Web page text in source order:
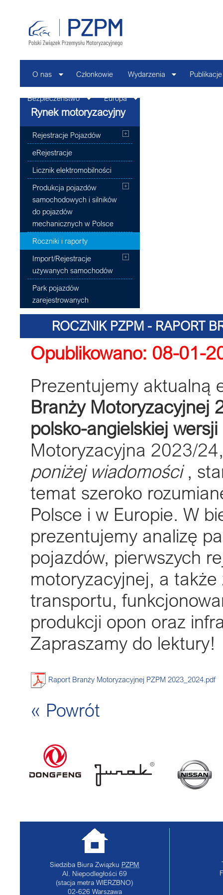
O nas Członkowie Wydarzenia Publikacje
Bezpieczeństwo Europa
Rynek motoryzacyjny
Rejestracje Pojazdów
eRejestracje
Licznik elektromobilności
Produkcja pojazdów
samochodowych i silników
do pojazdów
mechanicznych w Polsce
Roczniki i raporty
Import/Rejestracje
używanych samochodów
Park pojazdów
zarejestrowanych
ROCZNIK PZPM - RAPORT
Opublikowano: 08-01-
Prezentujemy aktualną
Branży Motoryzacyjnej
polsko-angielskiej wersji
Motoryzacyjna 2023/
poniżej wiadomości,
temat szeroko
Polsce i w Europie. W
prezentujemy analizę
pojazdów, pierwszych
motoryzacyjnej, a
transportu,
produkcji opon oraz
Zapraszamy do lektury!
Raport Branży Motoryzacyjnej PZPM 2023_2024.pdf
« Powrót
Siedziba Biura Związku PZPM
Al. Niepodległości 69
(stacja metra WIERZBNO)
02-626 Warszawa